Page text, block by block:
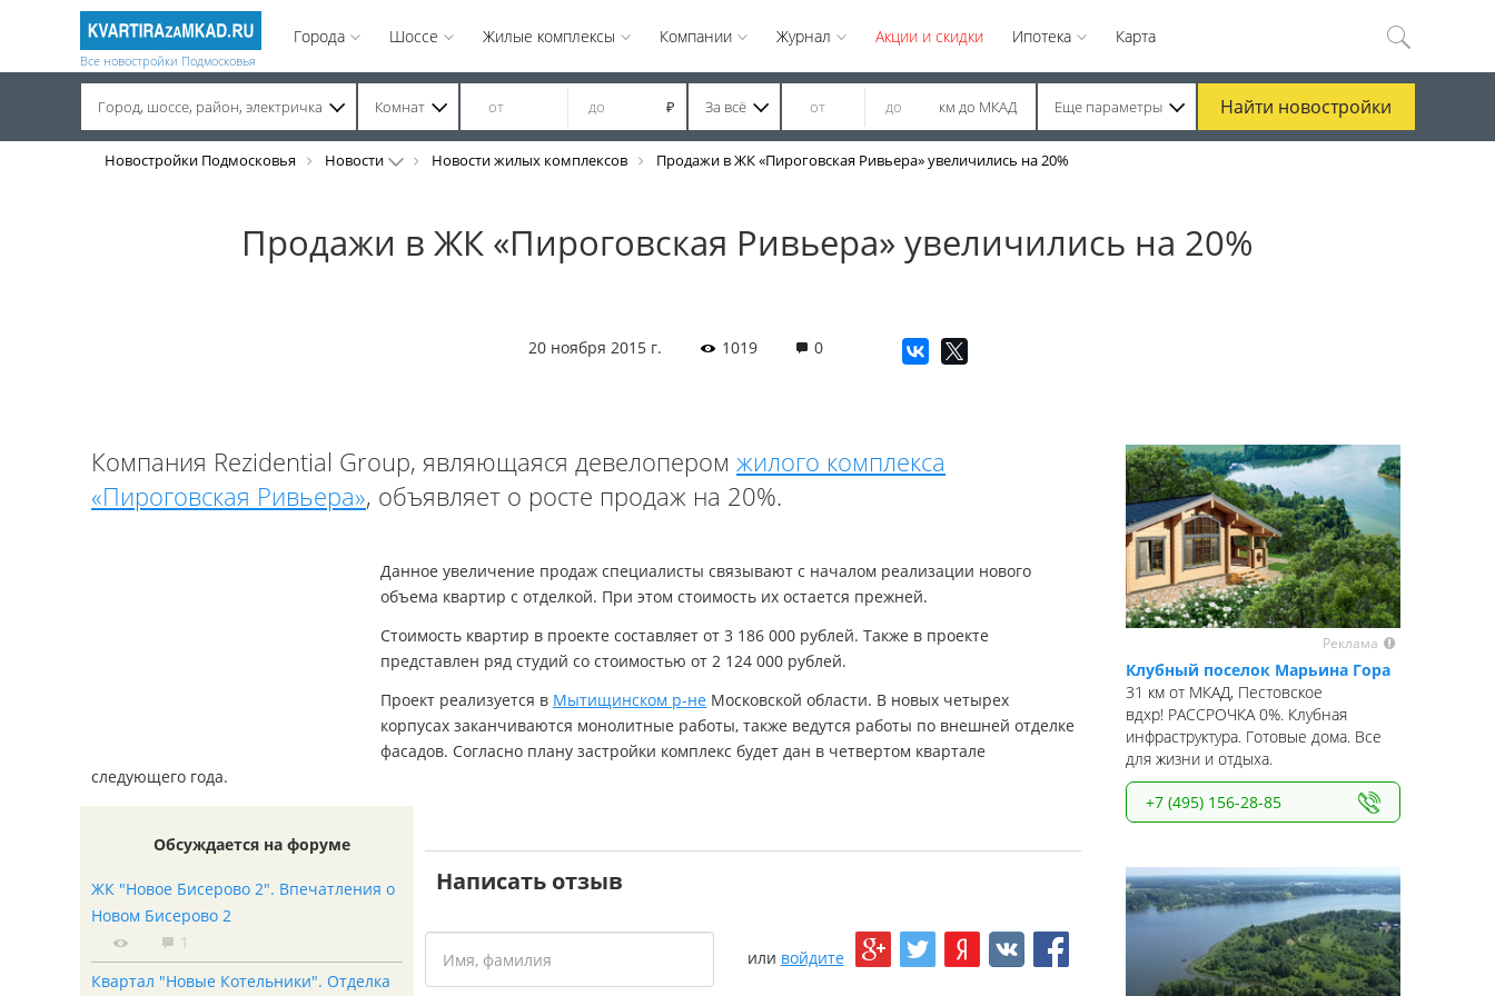
Все новостройки Подмосковья
Города Шоссе Жилые комплексы Компании Журнал Акции и скидки Ипотека Карта
Город, шоссе, район, электричка Комнат ₽ За всё км до МКАД Еще параметры Найти новостройки
Новостройки Подмосковья Новости Новости жилых комплексов Продажи в ЖК «Пироговская Ривьера» увеличились на 20%
Продажи в ЖК «Пироговская Ривьера» увеличились на 20%
20 ноября 2015 г. 1019 0
Компания Rezidential Group, являющаяся девелопером жилого комплекса
«Пироговская Ривьера», объявляет о росте продаж на 20%.
Данное увеличение продаж специалисты связывают с началом реализации нового
объема квартир с отделкой. При этом стоимость их остается прежней.
Стоимость квартир в проекте составляет от 3 186 000 рублей. Также в проекте
представлен ряд студий со стоимостью от 2 124 000 рублей.
Проект реализуется в Мытищинском р-не Московской области. В новых четырех
корпусах заканчиваются монолитные работы, также ведутся работы по внешней отделке
фасадов. Согласно плану застройки комплекс будет дан в четвертом квартале
следующего года.
Обсуждается на форуме
ЖК "Новое Бисерово 2". Впечатления о
Новом Бисерово 2
1
Квартал "Новые Котельники". Отделка
Написать отзыв
или войдите
Реклама
Клубный поселок Марьина Гора
31 км от МКАД, Пестовское
вдхр! РАССРОЧКА 0%. Клубная
инфраструктура. Готовые дома. Все
для жизни и отдыха.
+7 (495) 156-28-85